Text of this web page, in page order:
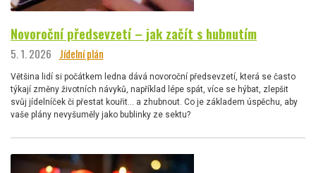
Novoroční předsevzetí – jak začít s hubnutím
5. 1. 2026 Jídelní plán
Většina lidí si počátkem ledna dává novoroční předsevzetí, která se často
týkají změny životních návyků, například lépe spát, více se hýbat, zlepšit
svůj jídelníček či přestat kouřit… a zhubnout. Co je základem úspěchu, aby
vaše plány nevyšuměly jako bublinky ze sektu?